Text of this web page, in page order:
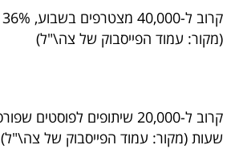
(מקור: עמוד הפייסבוק של צה\"ל)
שעות (מקור: עמוד הפייסבוק של צה\"ל)